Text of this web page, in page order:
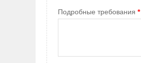
Подробные требования*